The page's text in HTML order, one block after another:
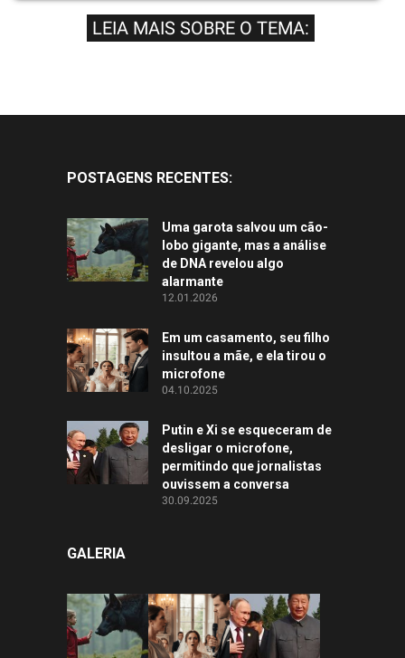
LEIA MAIS SOBRE O TEMA:
POSTAGENS RECENTES:
Uma garota salvou um cão-
lobo gigante, mas a análise
de DNA revelou algo
alarmante
12.01.2026
Em um casamento, seu filho
insultou a mãe, e ela tirou o
microfone
04.10.2025
Putin e Xi se esqueceram de
desligar o microfone,
permitindo que jornalistas
ouvissem a conversa
30.09.2025
GALERIA